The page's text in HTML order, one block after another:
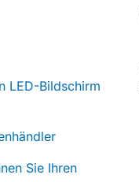
LED-Bildschirm
Sie Ihren